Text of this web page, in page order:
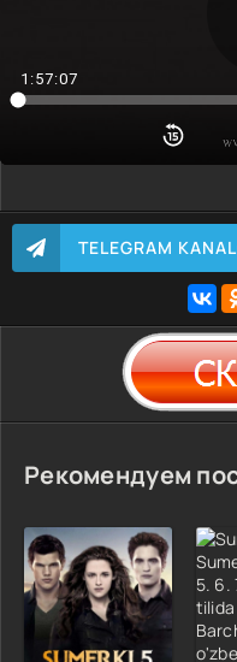
1:57:07
TELEGRAM
Рекомендуем